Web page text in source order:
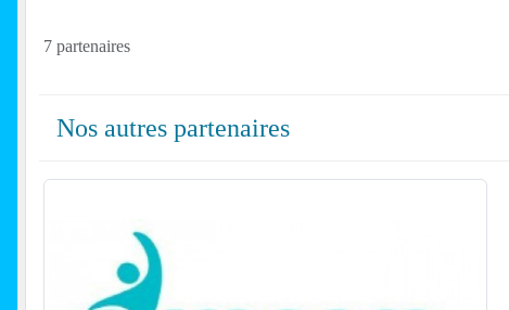
7 partenaires
Nos autres partenaires